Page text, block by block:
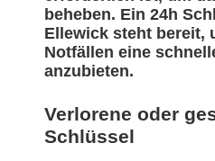
beheben. Ein 24h
Ellewick steht bereit,
Notfällen eine
anzubieten.
Verlorene oder
Schlüssel